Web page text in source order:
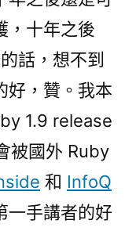
，十年之後
話，想不到
好，贊。我本
1.9 release
被國外 Ruby
和 InfoQ
一手講者的好